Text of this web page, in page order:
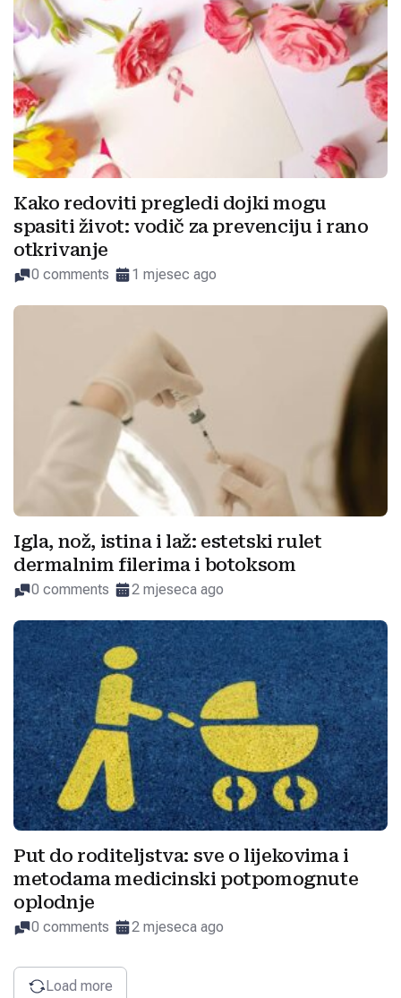
Kako redoviti pregledi dojki mogu
spasiti život: vodič za prevenciju i rano
otkrivanje
0 comments 1 mjesec ago
Igla, nož, istina i laž: estetski rulet
dermalnim filerima i botoksom
0 comments 2 mjeseca ago
Put do roditeljstva: sve o lijekovima i
metodama medicinski potpomognute
oplodnje
0 comments 2 mjeseca ago
Load more